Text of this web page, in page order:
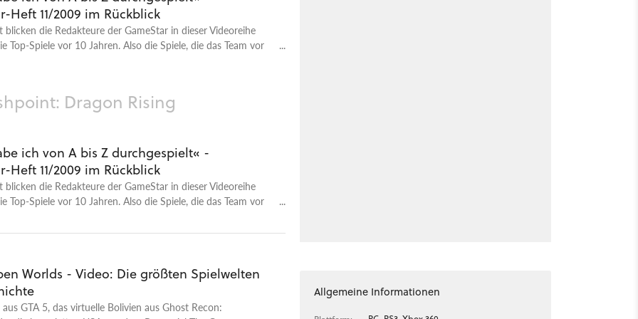
Heft 11/2009 im Rückblick
blicken die Redakteure der GameStar in dieser Videoreihe
Top-Spiele vor 10 Jahren. Also die Spiele, die das Team vor
zu den Spielen, Einordnungen aus einer neuen
Rückblick sind dabei: Batman: Arkham Asylum Resident
Flashpoint: Dragon Rising Risen Mehr zum Thema: Die
51 - Risen
Dragon Rising
ich von A bis Z durchgespielt« -
Heft 11/2009 im Rückblick
blicken die Redakteure der GameStar in dieser Videoreihe
Top-Spiele vor 10 Jahren. Also die Spiele, die das Team vor
11/2009. Vor der Kamera sind mit dabei: Petra
zu den Spielen, Einordnungen aus einer neuen
Jahre später) aber auch viele persönliche Anekdoten. In
Rückblick sind dabei: Batman: Arkham Asylum Resident
Flashpoint: Dragon Rising Risen Mehr zum Thema: Die
Worlds - Video: Die größten Spielwelten
GTA 5, das virtuelle Bolivien aus Ghost Recon:
Allgemeine Informationen